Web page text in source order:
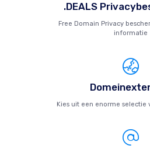
.DEALS
Free Domain Privacy
informatie
Kies uit een enorme selectie